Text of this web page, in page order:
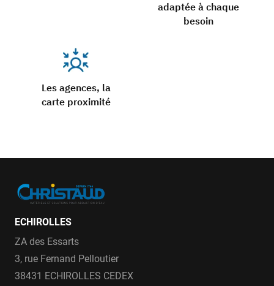
adaptée à chaque
besoin
Les agences, la
carte proximité
ECHIROLLES
ZA des Essarts
3, rue Fernand Pelloutier
38431 ECHIROLLES CEDEX